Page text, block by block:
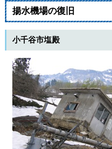
揚水機場の復旧
小千谷市塩殿